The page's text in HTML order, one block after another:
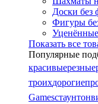
Доски без
Фигуры
Показать все
Популярные
красивыерезные
троихдорогие
Gamesстаунтон